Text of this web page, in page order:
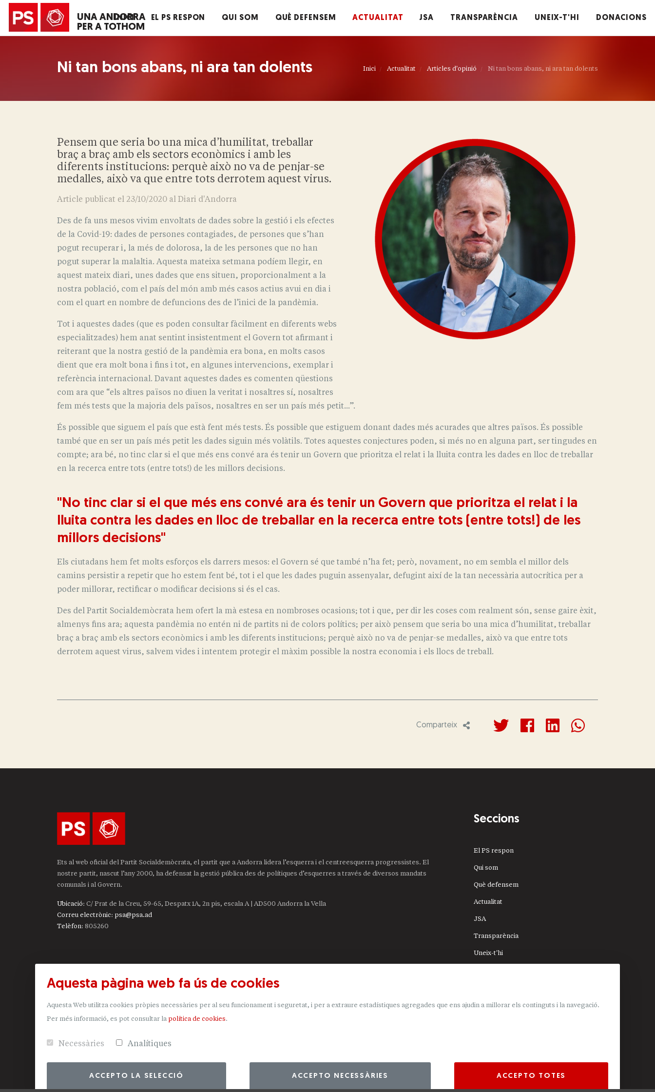
UNA ANDORRA
PER A TOTHOM
INICI EL PS RESPON QUI SOM QUÈ DEFENSEM ACTUALITAT JSA TRANSPARÈNCIA UNEIX-T'HI DONACIONS
Ni tan bons abans, ni ara tan dolents Inici Actualitat Articles d'opinió Ni tan bons abans, ni ara tan dolents
Pensem que seria bo una mica d’humilitat, treballar
braç a braç amb els sectors econòmics i amb les
diferents institucions: perquè això no va de penjar-se
medalles, això va que entre tots derrotem aquest virus.
Article publicat el 23/10/2020 al Diari d'Andorra
Des de fa uns mesos vivim envoltats de dades sobre la gestió i els efectes
de la Covid-19: dades de persones contagiades, de persones que s’han
pogut recuperar i, la més de dolorosa, la de les persones que no han
pogut superar la malaltia. Aquesta mateixa setmana podíem llegir, en
aquest mateix diari, unes dades que ens situen, proporcionalment a la
nostra població, com el país del món amb més casos actius avui en dia i
com el quart en nombre de defuncions des de l’inici de la pandèmia.
Tot i aquestes dades (que es poden consultar fàcilment en diferents webs
especialitzades) hem anat sentint insistentment el Govern tot afirmant i
reiterant que la nostra gestió de la pandèmia era bona, en molts casos
dient que era molt bona i fins i tot, en algunes intervencions, exemplar i
referència internacional. Davant aquestes dades es comenten qüestions
com ara que “els altres països no diuen la veritat i nosaltres sí, nosaltres
fem més tests que la majoria dels països, nos­altres en ser un país més petit...”.
És possible que siguem el país que està fent més tests. És possible que estiguem donant dades més acurades que altres països. És possible
també que en ser un país més petit les dades siguin més volàtils. Totes aquestes conjectures poden, si més no en alguna part, ser tingudes en
compte; ara bé, no tinc clar si el que més ens convé ara és tenir un Govern que prioritza el relat i la lluita contra les dades en lloc de treballar
en la recerca entre tots (entre tots!) de les millors decisions.
"No tinc clar si el que més ens convé ara és tenir un Govern que prioritza el relat i la
lluita contra les dades en lloc de treballar en la recerca entre tots (entre tots!) de les
millors decisions"
Els ciutadans hem fet molts esforços els darrers mesos: el Govern sé que també n’ha fet; però, novament, no em sembla el millor dels
camins persistir a repetir que ho estem fent bé, tot i el que les dades puguin assenyalar, defugint així de la tan necessària autocrítica per a
poder millorar, rectificar o modificar decisions si és el cas.
Des del Partit Socialdemòcrata hem ofert la mà estesa en nombroses ocasions; tot i que, per dir les coses com realment són, sense gaire èxit,
almenys fins ara; aquesta pandèmia no entén ni de partits ni de colors polítics; per això pensem que seria bo una mica d’humilitat, treballar
braç a braç amb els sectors econòmics i amb les diferents institucions; perquè això no va de penjar-se medalles, això va que entre tots
derrotem aquest virus, salvem vides i intentem protegir el màxim possible la nostra economia i els llocs de treball.
Comparteix
Ets al web oficial del Partit Socialdemòcrata, el partit que a Andorra lidera l’esquerra i el centreesquerra progressistes. El
nostre partit, nascut l’any 2000, ha defensat la gestió pública des de polítiques d’esquerres a través de diversos mandats
comunals i al Govern.
Ubicació: C/ Prat de la Creu, 59-65, Despatx 1A, 2n pis, escala A | AD500 Andorra la Vella
Correu electrònic: psa@psa.ad
Telèfon: 805260
Seccions
El PS respon
Qui som
Què defensem
Actualitat
JSA
Transparència
Uneix-t'hi
Aquesta pàgina web fa ús de cookies
Aquesta Web utilitza cookies pròpies necessàries per al seu funcionament i seguretat, i per a extraure estadístiques agregades que ens ajudin a millorar els continguts i la navegació.
Per més informació, es pot consultar la política de cookies.
Necessàries Analítiques
ACCEPTO LA SELECCIÓ ACCEPTO NECESSÀRIES ACCEPTO TOTES